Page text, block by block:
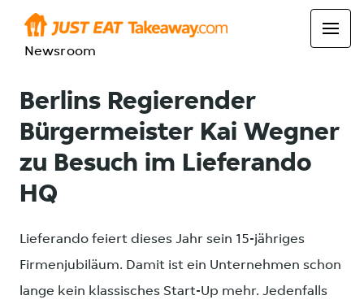
Newsroom
Berlins Regierender
Bürgermeister Kai Wegner
zu Besuch im Lieferando
HQ
Lieferando feiert dieses Jahr sein 15-jähriges
Firmenjubiläum. Damit ist ein Unternehmen schon
lange kein klassisches Start-Up mehr. Jedenfalls